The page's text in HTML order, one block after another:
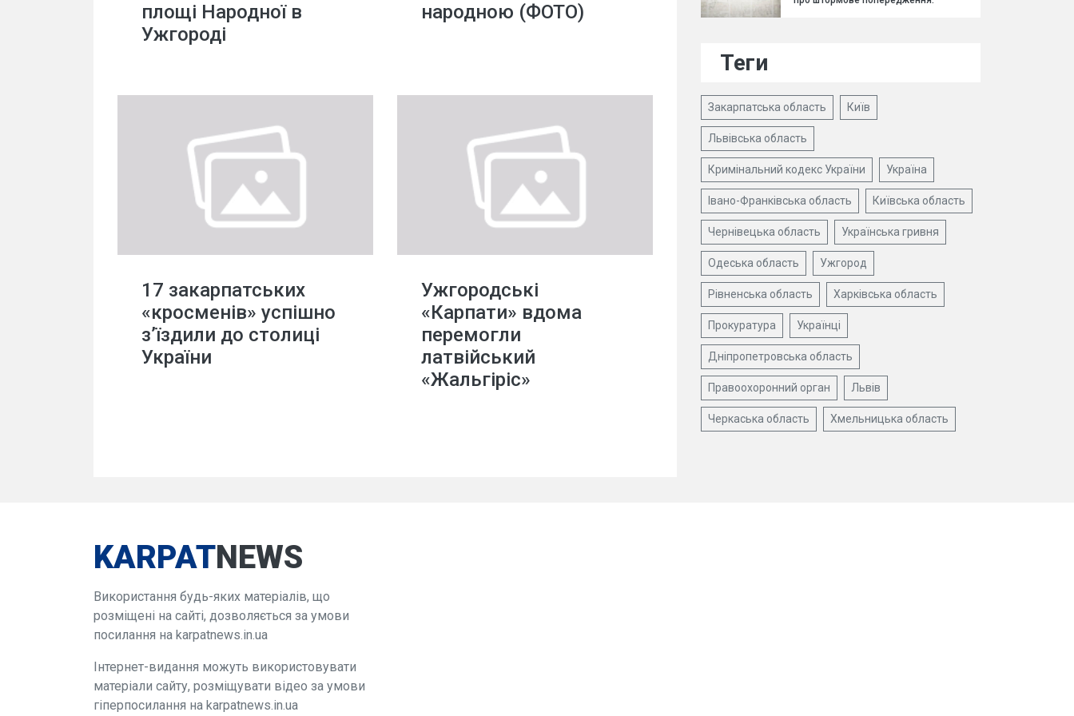
площі Народної в
Ужгороді
народною (ФОТО)
17 закарпатських
«кросменів» успішно
з’їздили до столиці
України
Ужгородські
«Карпати» вдома
перемогли
латвійський
«Жальгіріс»
Теги
Закарпатська область Київ
Львівська область
Кримінальний кодекс України Україна
Івано-Франківська область Київська область
Чернівецька область Українська гривня
Одеська область Ужгород
Рівненська область Харківська область
Прокуратура Українці
Дніпропетровська область
Правоохоронний орган Львів
Черкаська область Хмельницька область
KARPATNEWS
Використання будь-яких матеріалів, що
розміщені на сайті, дозволяється за умови
посилання на karpatnews.in.ua
Інтернет-видання можуть використовувати
матеріали сайту, розміщувати відео за умови
гіперпосилання на karpatnews.in.ua